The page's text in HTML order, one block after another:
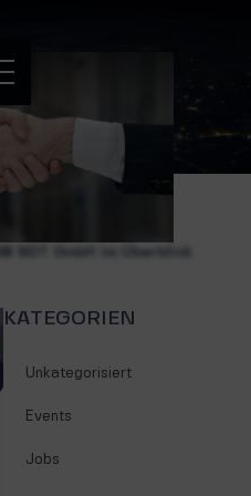
KATEGORIEN
Unkategorisiert
Events
Jobs